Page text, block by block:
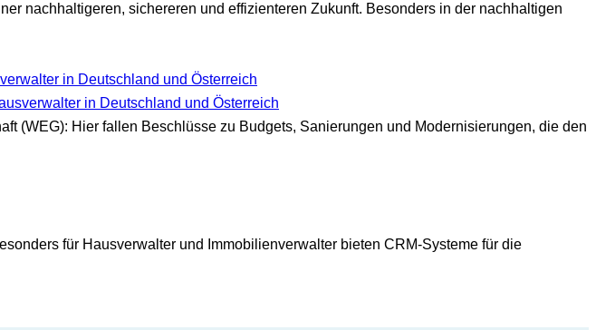
nachhaltigeren, sichereren und effizienteren Zukunft. Besonders in der nachhaltigen
in Deutschland und Österreich
(WEG): Hier fallen Beschlüsse zu Budgets, Sanierungen und Modernisierungen, die den
für Hausverwalter und Immobilienverwalter bieten CRM-Systeme für die